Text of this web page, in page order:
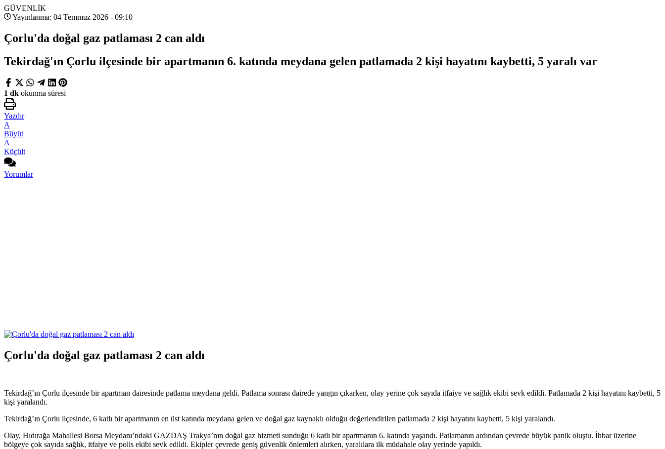
GÜVENLİK
Yayınlanma: 04 Temmuz 2026 - 09:10
Çorlu'da doğal gaz patlaması 2 can aldı
Tekirdağ'ın Çorlu ilçesinde bir apartmanın 6. katında meydana gelen patlamada 2 kişi hayatını kaybetti, 5 yaralı var
1 dk okunma süresi
Yazdır
A
Büyüt
A
Küçült
Yorumlar
Çorlu'da doğal gaz patlaması 2 can aldı
Tekirdağ’ın Çorlu ilçesinde bir apartman dairesinde patlama meydana geldi. Patlama sonrası dairede yangın çıkarken, olay yerine çok sayıda itfaiye ve sağlık ekibi sevk edildi. Patlamada 2 kişi hayatını kaybetti, 5
kişi yaralandı.
Tekirdağ’ın Çorlu ilçesinde, 6 katlı bir apartmanın en üst katında meydana gelen ve doğal gaz kaynaklı olduğu değerlendirilen patlamada 2 kişi hayatını kaybetti, 5 kişi yaralandı.
Olay, Hıdırağa Mahallesi Borsa Meydanı’ndaki GAZDAŞ Trakya’nın doğal gaz hizmeti sunduğu 6 katlı bir apartmanın 6. katında yaşandı. Patlamanın ardından çevrede büyük panik oluştu. İhbar üzerine
bölgeye çok sayıda sağlık, itfaiye ve polis ekibi sevk edildi. Ekipler çevrede geniş güvenlik önlemleri alırken, yaralılara ilk müdahale olay yerinde yapıldı.